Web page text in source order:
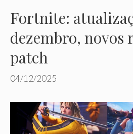
Fortnite:
dezembro, novos
patch
04/12/2025